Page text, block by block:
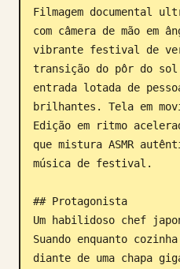
Filmagem documental
com câmera de mão em
vibrante festival de
transição do pôr do sol
entrada lotada de
brilhantes. Tela em
Edição em ritmo
que mistura ASMR
música de festival.
## Protagonista
Um habilidoso chef
Suando enquanto
diante de uma chapa